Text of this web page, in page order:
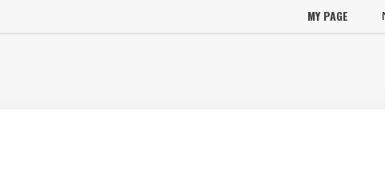
MY PAGE